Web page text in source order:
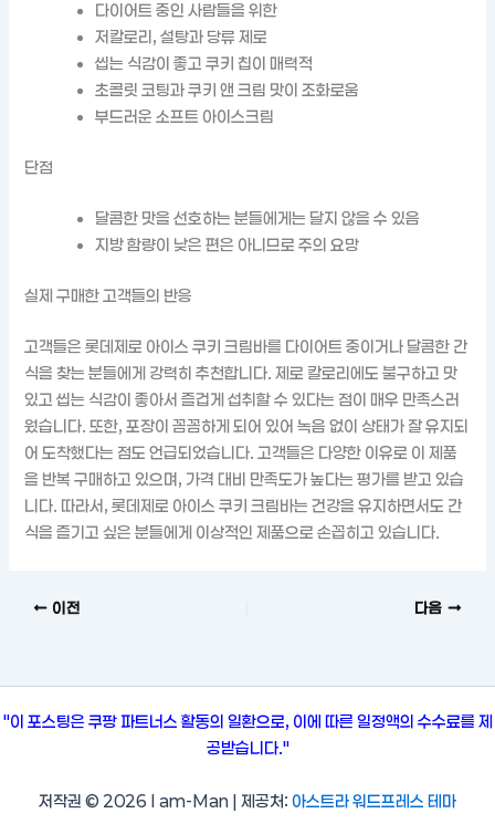
다이어트 중인 사람들을 위한
저칼로리, 설탕과 당류 제로
씹는 식감이 좋고 쿠키 칩이 매력적
초콜릿 코팅과 쿠키 앤 크림 맛이 조화로움
부드러운 소프트 아이스크림
단점
달콤한 맛을 선호하는 분들에게는 달지 않을 수 있음
지방 함량이 낮은 편은 아니므로 주의 요망
실제 구매한 고객들의 반응
고객들은 롯데제로 아이스 쿠키 크림바를 다이어트 중이거나 달콤한 간
식을 찾는 분들에게 강력히 추천합니다. 제로 칼로리에도 불구하고 맛
있고 씹는 식감이 좋아서 즐겁게 섭취할 수 있다는 점이 매우 만족스러
웠습니다. 또한, 포장이 꼼꼼하게 되어 있어 녹음 없이 상태가 잘 유지되
어 도착했다는 점도 언급되었습니다. 고객들은 다양한 이유로 이 제품
을 반복 구매하고 있으며, 가격 대비 만족도가 높다는 평가를 받고 있습
니다. 따라서, 롯데제로 아이스 쿠키 크림바는 건강을 유지하면서도 간
식을 즐기고 싶은 분들에게 이상적인 제품으로 손꼽히고 있습니다.
이전 다음
"이 포스팅은 쿠팡 파트너스 활동의 일환으로, 이에 따른 일정액의 수수료를 제
공받습니다."
저작권 © 2026 I am-Man | 제공처: 아스트라 워드프레스 테마